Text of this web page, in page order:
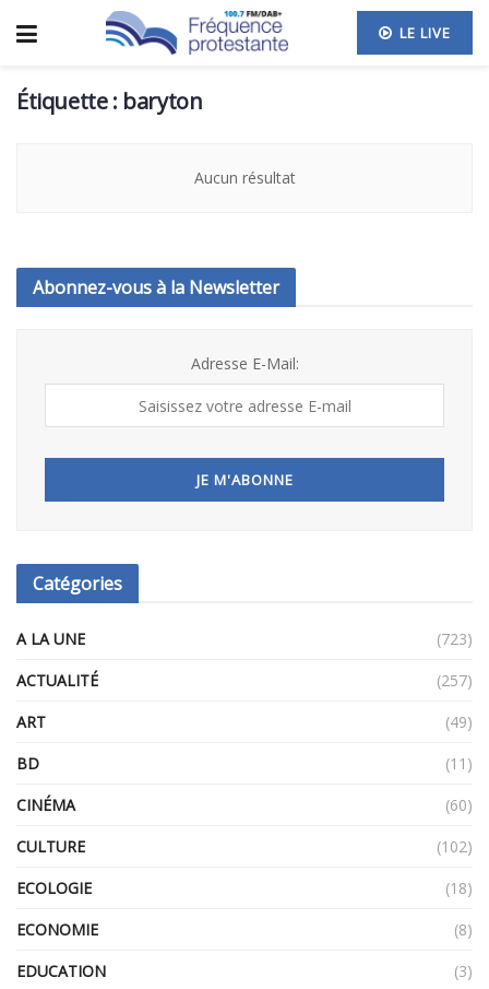
LE LIVE
Étiquette : baryton
Aucun résultat
Abonnez-vous à la Newsletter
Adresse E-Mail:
Catégories
A LA UNE
(723)
ACTUALITÉ
(257)
ART
(49)
BD
(11)
CINÉMA
(60)
CULTURE
(102)
ECOLOGIE
(18)
ECONOMIE
(8)
EDUCATION
(3)